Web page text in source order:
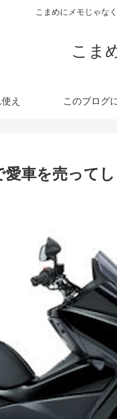
こまめにメモじゃな
こま
え このブログ
車を売ってし